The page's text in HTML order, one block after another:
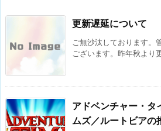
更新遅延について
ご無沙汰しております。
ございます。昨年秋より
アドベンチャー・タ
ムズ／ルートビアの